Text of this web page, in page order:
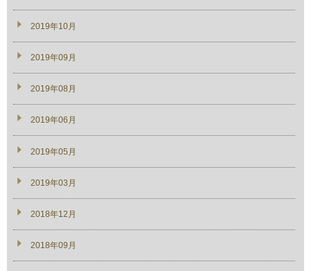
2019年10月
2019年09月
2019年08月
2019年06月
2019年05月
2019年03月
2018年12月
2018年09月